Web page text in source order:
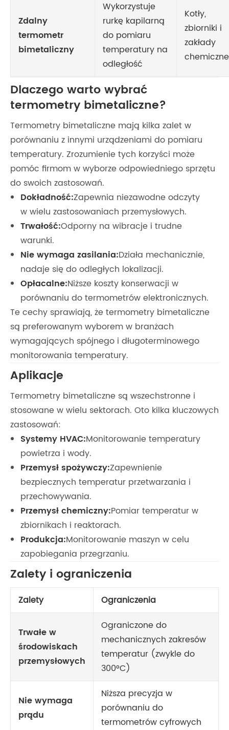
Zdalny
termometr
bimetaliczny
Wykorzystuje
rurkę kapilarną
do pomiaru
temperatury na
odległość
Kotły,
zbiorniki i
zakłady
chemiczne
Dlaczego warto wybrać
termometry bimetaliczne?
Termometry bimetaliczne mają kilka zalet w
porównaniu z innymi urządzeniami do pomiaru
temperatury. Zrozumienie tych korzyści może
pomóc firmom w wyborze odpowiedniego sprzętu
do swoich zastosowań.
Dokładność:Zapewnia niezawodne odczyty
w wielu zastosowaniach przemysłowych.
Trwałość:Odporny na wibracje i trudne
warunki.
Nie wymaga zasilania:Działa mechanicznie,
nadaje się do odległych lokalizacji.
Opłacalne:Niższe koszty konserwacji w
porównaniu do termometrów elektronicznych.
Te cechy sprawiają, że termometry bimetaliczne
są preferowanym wyborem w branżach
wymagających spójnego i długoterminowego
monitorowania temperatury.
Aplikacje
Termometry bimetaliczne są wszechstronne i
stosowane w wielu sektorach. Oto kilka kluczowych
zastosowań:
Systemy HVAC:Monitorowanie temperatury
powietrza i wody.
Przemysł spożywczy:Zapewnienie
bezpiecznych temperatur przetwarzania i
przechowywania.
Przemysł chemiczny:Pomiar temperatur w
zbiornikach i reaktorach.
Produkcja:Monitorowanie maszyn w celu
zapobiegania przegrzaniu.
Zalety i ograniczenia
Zalety Ograniczenia
Trwałe w
środowiskach
przemysłowych
Ograniczone do
mechanicznych zakresów
temperatur (zwykle do
300°C)
Nie wymaga
prądu
Niższa precyzja w
porównaniu do
termometrów cyfrowych